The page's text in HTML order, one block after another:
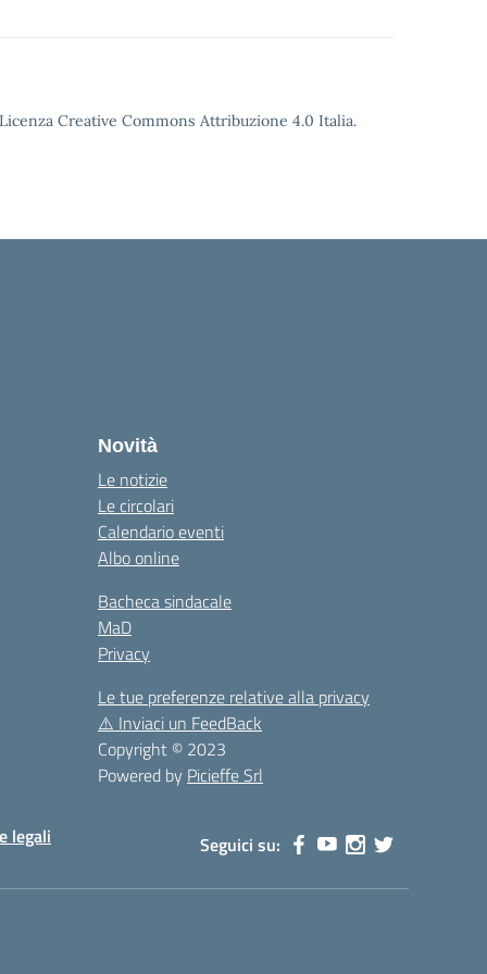
Creative Commons Attribuzione 4.0 Italia.
Novità
Le notizie
Le circolari
Calendario eventi
Albo online
Bacheca sindacale
MaD
Privacy
Le tue preferenze relative alla privacy
⚠️ Inviaci un FeedBack
Copyright © 2023
Powered by Picieffe Srl
legali Seguici su: